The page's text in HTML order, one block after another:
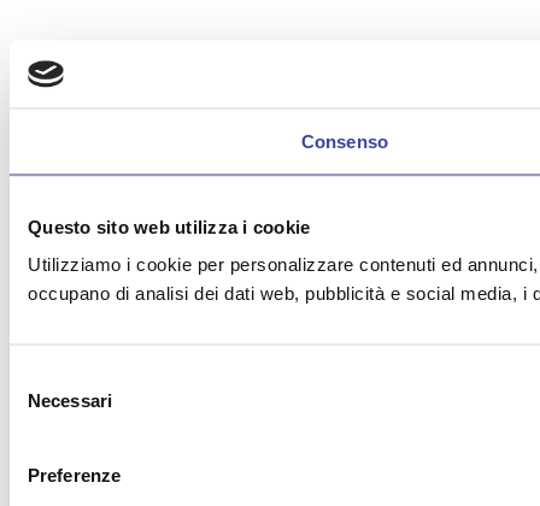
Consenso
Questo sito web utilizza i cookie
Utilizziamo i cookie per personalizzare contenuti ed
occupano di analisi dei dati web, pubblicità e social media,
delNecessari
Preferenze